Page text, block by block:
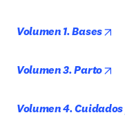
Volumen 1. Bases
Volumen 3. Parto
Volumen 4.